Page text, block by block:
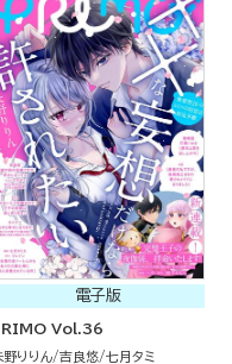
電子版
Vol.36
野りりん 吉良悠 七月タミ